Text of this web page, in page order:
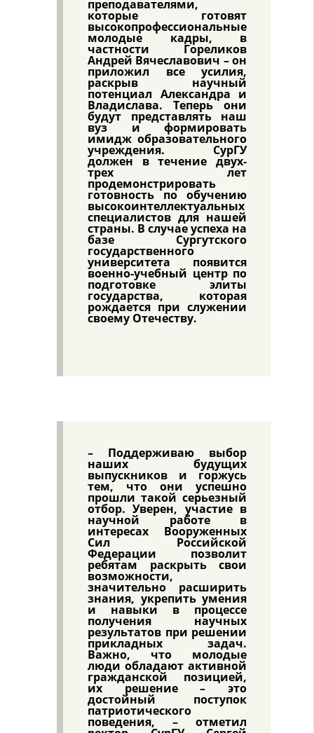
преподавателями,
которые готовят
высокопрофессиональные
молодые кадры, в
частности Гореликов
Андрей Вячеславович – он
приложил все усилия,
раскрыв научный
потенциал Александра и
Владислава. Теперь они
будут представлять наш
вуз и формировать
имидж образовательного
учреждения. СурГУ
должен в течение двух-
трех лет
продемонстрировать
готовность по обучению
высокоинтеллектуальных
специалистов для нашей
страны. В случае успеха на
базе Сургутского
государственного
университета появится
военно-учебный центр по
подготовке элиты
государства, которая
рождается при служении
своему Отечеству.
– Поддерживаю выбор
наших будущих
выпускников и горжусь
тем, что они успешно
прошли такой серьезный
отбор. Уверен, участие в
научной работе в
интересах Вооруженных
Сил Российской
Федерации позволит
ребятам раскрыть свои
возможности,
значительно расширить
знания, укрепить умения
и навыки в процессе
получения научных
результатов при решении
прикладных задач.
Важно, что молодые
люди обладают активной
гражданской позицией,
их решение – это
достойный поступок
патриотического
поведения, – отметил